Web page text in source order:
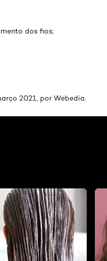
dos fios;
2021, por Webedia.